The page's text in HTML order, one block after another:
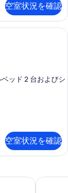
空室状況を確認
ッド 2 台およびシ
空室状況を確認
グループに最適
Family-